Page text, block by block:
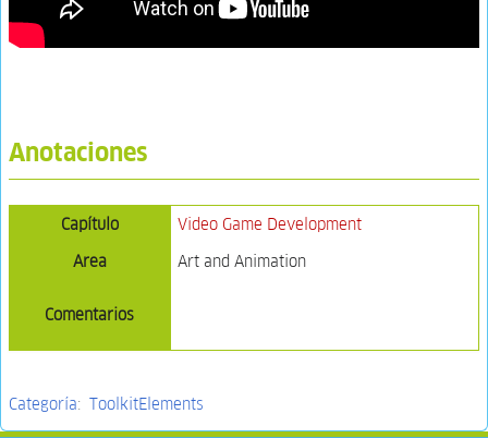
Anotaciones
Capítulo
Video Game Development
Area
Art and Animation
Comentarios
Categoría: ToolkitElements